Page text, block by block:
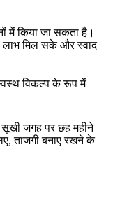
में किया जा सकता है।
लाभ मिल सके और स्वाद
विकल्प के रूप में
जगह पर छह महीने
ताजगी बनाए रखने के